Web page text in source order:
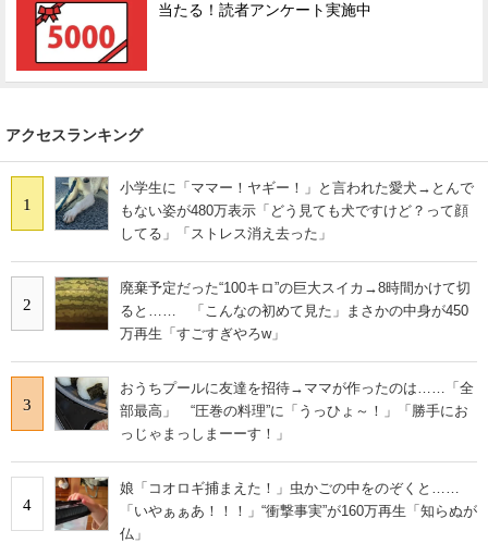
当たる！読者アンケート実施中
アクセスランキング
1
小学生に「ママー！ヤギー！」と言われた愛犬→とんで
もない姿が480万表示「どう見ても犬ですけど？って顔
してる」「ストレス消え去った」
2
廃棄予定だった“100キロ”の巨大スイカ→8時間かけて切
ると…… 「こんなの初めて見た」まさかの中身が450
万再生「すごすぎやろw」
3
おうちプールに友達を招待→ママが作ったのは……「全
部最高」 “圧巻の料理”に「うっひょ～！」「勝手にお
っじゃまっしまーーす！」
4
娘「コオロギ捕まえた！」虫かごの中をのぞくと……
「いやぁぁあ！！！」“衝撃事実”が160万再生「知らぬが
仏」